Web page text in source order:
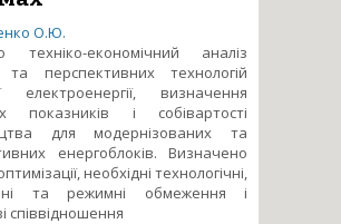
О.Ю.
техніко-економічний аналіз
та перспективних технологій
електроенергії, визначення
показників і собівартості
для модернізованих та
енергоблоків. Визначено
необхідні технологічні,
та режимні обмеження і
співвідношення